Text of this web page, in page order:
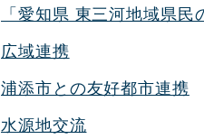
「愛知県 東三河地域県
広域連携
浦添市との友好都市連携
水源地交流